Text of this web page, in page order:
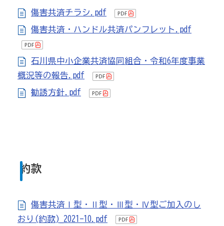
傷害共済チラシ.pdf
傷害共済・ハンドル共済パンフレット.pdf
石川県中小企業共済協同組合・令和6年度事業
概況等の報告.pdf
勧誘方針.pdf
約款
傷害共済Ⅰ型・Ⅱ型・Ⅲ型・Ⅳ型ご加入のし
おり(約款)_2021-10.pdf
商工会
目的 事業内容 商工会のあゆみ（沿革）
青年部について
セミナー・講習会情報